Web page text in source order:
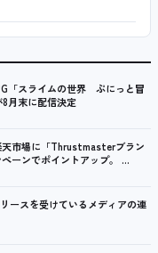
「スライムの世界 ぷにっと冒
月末に配信決定
市場に「Thrustmasterブラン
ーンでポイントアップ。 …
ースを受けているメディアの連